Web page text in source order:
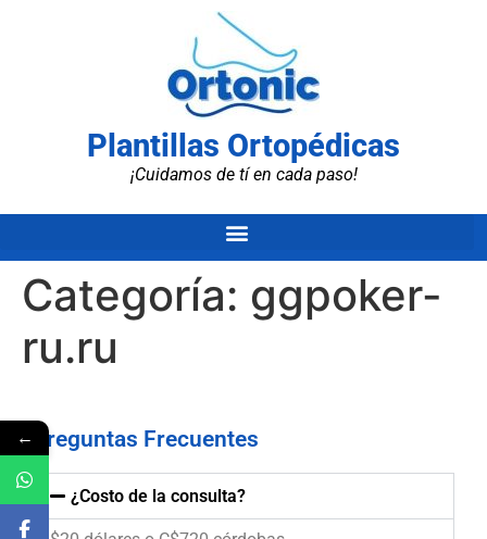
Plantillas Ortopédicas
¡Cuidamos de tí en cada paso!
Categoría: ggpoker-
ru.ru
Preguntas Frecuentes
¿Costo de la consulta?
←